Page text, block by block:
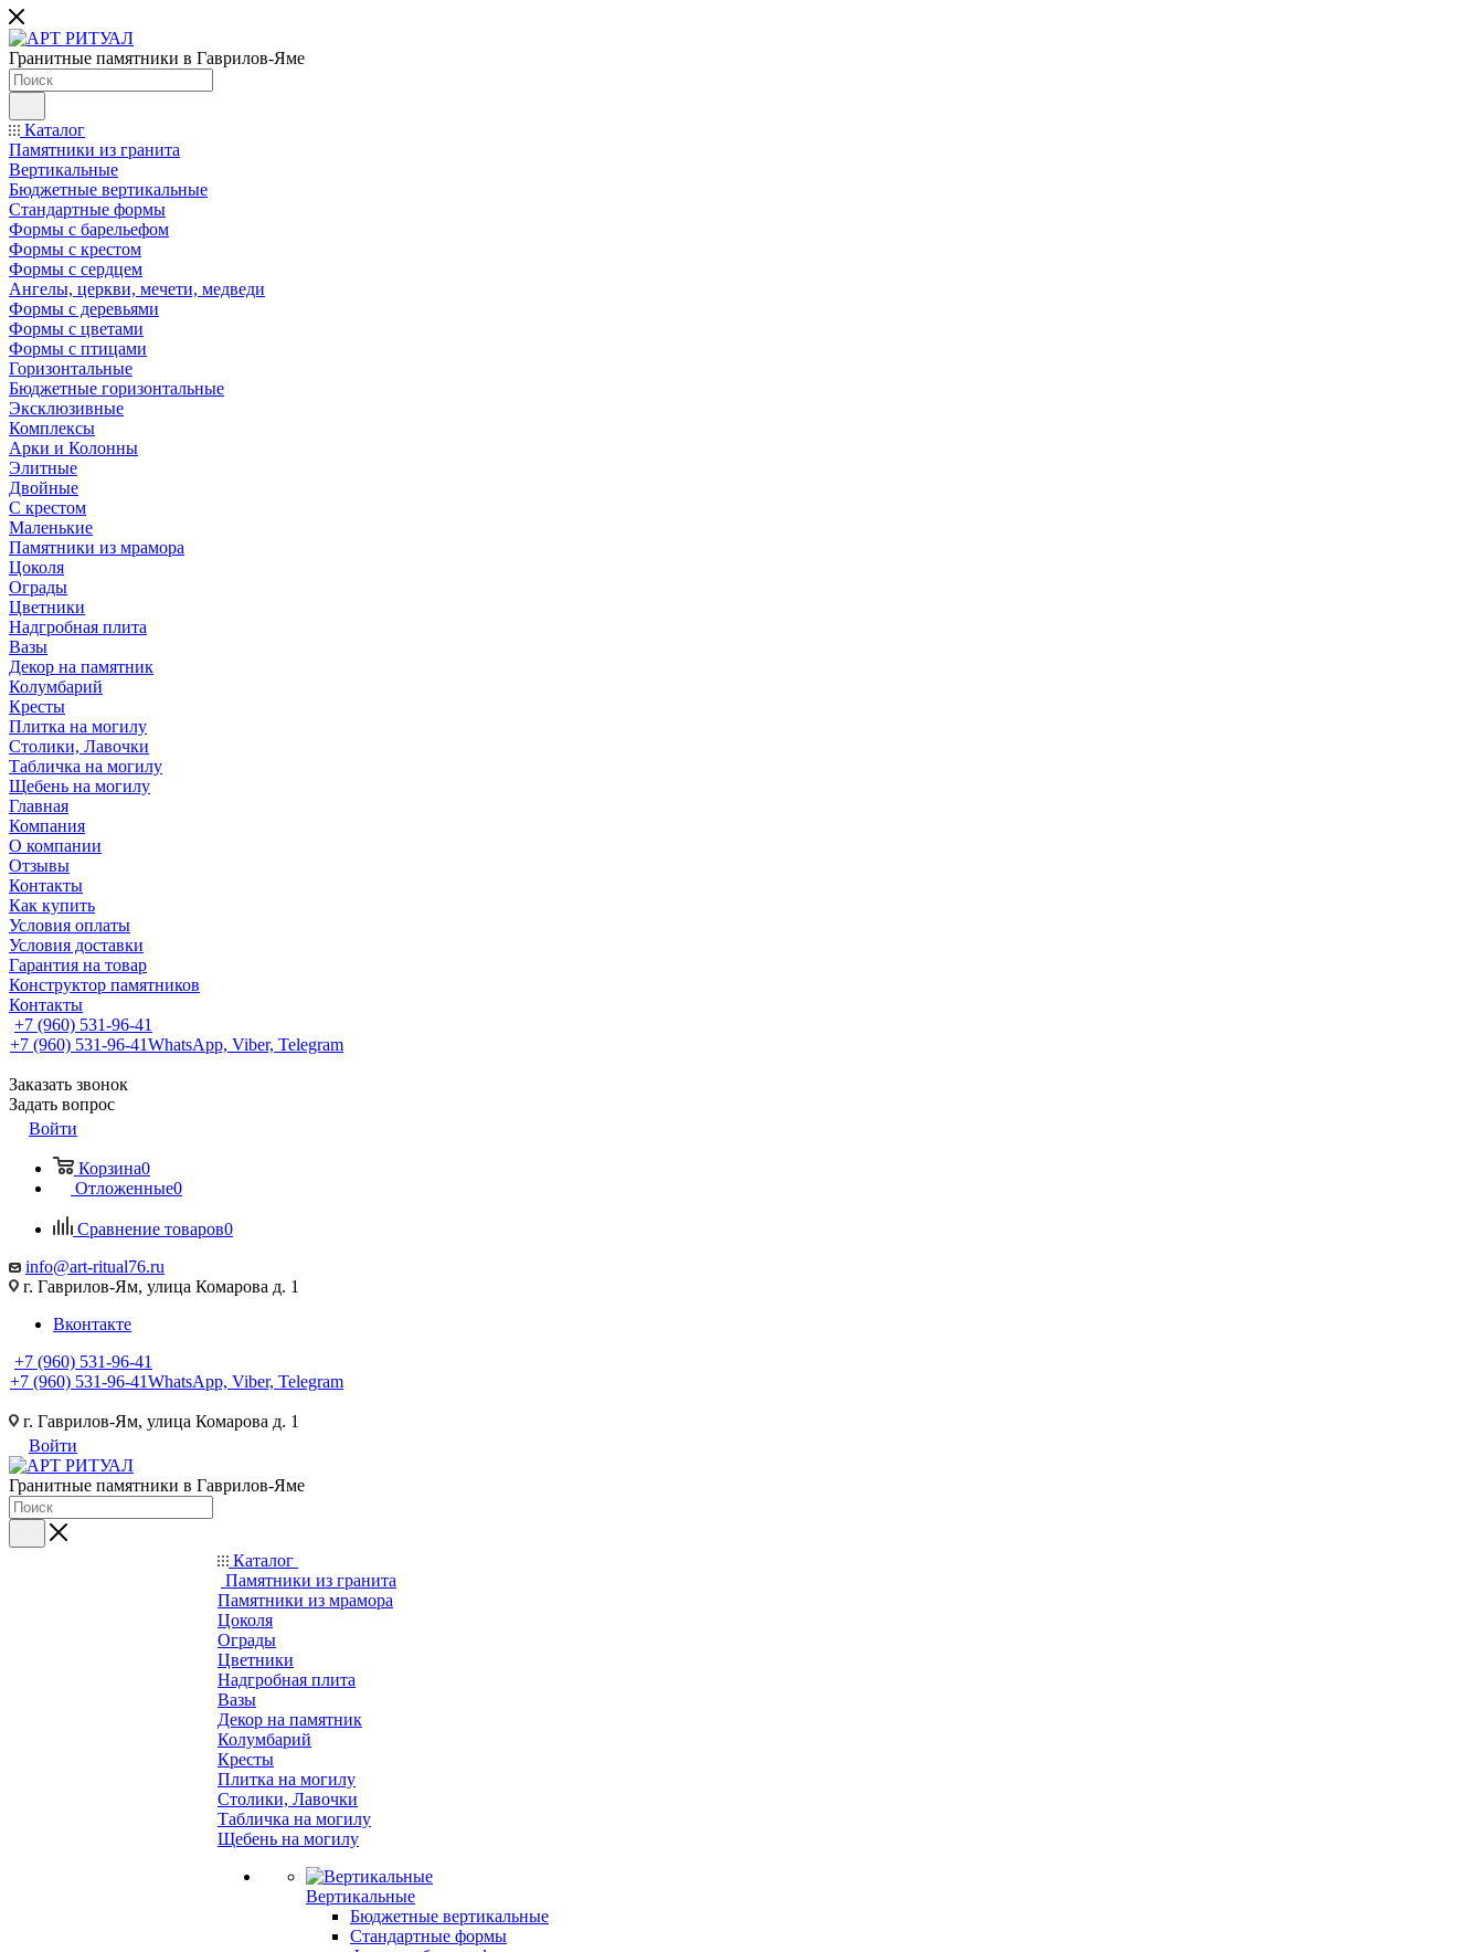
Гранитные памятники в Гаврилов-Яме
Каталог
Памятники из гранита
Вертикальные
Бюджетные вертикальные
Стандартные формы
Формы с барельефом
Формы с крестом
Формы с сердцем
Ангелы, церкви, мечети, медведи
Формы с деревьями
Формы с цветами
Формы с птицами
Горизонтальные
Бюджетные горизонтальные
Эксклюзивные
Комплексы
Арки и Колонны
Элитные
Двойные
С крестом
Маленькие
Памятники из мрамора
Цоколя
Ограды
Цветники
Надгробная плита
Вазы
Декор на памятник
Колумбарий
Кресты
Плитка на могилу
Столики, Лавочки
Табличка на могилу
Щебень на могилу
Главная
Компания
О компании
Отзывы
Контакты
Как купить
Условия оплаты
Условия доставки
Гарантия на товар
Конструктор памятников
Контакты
+7 (960) 531-96-41
+7 (960) 531-96-41WhatsApp, Viber, Telegram
Заказать звонок
Задать вопрос
Войти
Корзина0
Отложенные0
Сравнение товаров0
info@art-ritual76.ru
г. Гаврилов-Ям, улица Комарова д. 1
Вконтакте
+7 (960) 531-96-41
+7 (960) 531-96-41WhatsApp, Viber, Telegram
г. Гаврилов-Ям, улица Комарова д. 1
Войти
Гранитные памятники в Гаврилов-Яме
Каталог
Памятники из гранита
Памятники из мрамора
Цоколя
Ограды
Цветники
Надгробная плита
Вазы
Декор на памятник
Колумбарий
Кресты
Плитка на могилу
Столики, Лавочки
Табличка на могилу
Щебень на могилу
Вертикальные
Бюджетные вертикальные
Стандартные формы